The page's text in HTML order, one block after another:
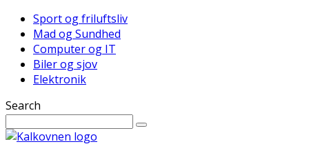
Sport og friluftsliv
Mad og Sundhed
Computer og IT
Biler og sjov
Elektronik
Search